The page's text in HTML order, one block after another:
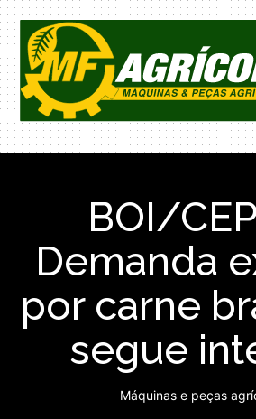
HOME
PRODUTOS
CONTATO
(66) 99671-0101
BOI/
Demanda
por carne
segue
Máquinas e peças